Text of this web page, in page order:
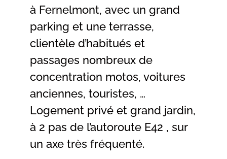
à Fernelmont, avec un grand
parking et une terrasse,
clientèle d’habitués et
passages nombreux de
concentration motos, voitures
anciennes, touristes, …
Logement privé et grand jardin,
à 2 pas de l’autoroute E42 , sur
un axe très fréquenté.